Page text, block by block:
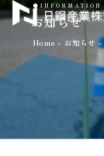
●INFORMATION
お知らせ
Home - お知らせ -